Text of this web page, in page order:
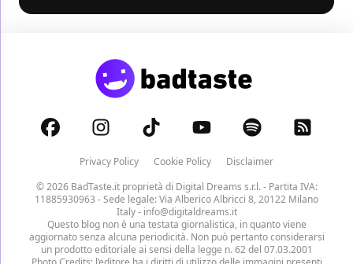
Privacy Policy Cookie Policy
Disclaimer
© 2026 BadTaste.it proprietà di Digital Dreams s.r.l.- Partita IVA:
11885930963 - Sede legale: Via Alberico Albricci 8, 20122 Milano
Italy - info@digitaldreams.it
Questo blog non è una testata giornalistica, in quanto viene
aggiornato senza alcuna periodicità. Non può pertanto considerarsi
un prodotto editoriale ai sensi della legge n. 62 del 07.03.2001